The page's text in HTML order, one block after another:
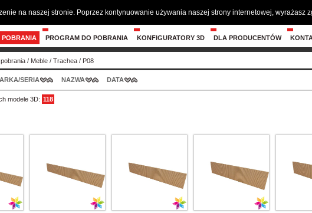
POBRANIA PROGRAM DO POBRANIA KONFIGURATORY 3D DLA PRODUCENTÓW
/ Meble / Trachea / P08
SERIA NAZWA DATA
modele 3D: 118
na naszej stronie. Poprzez kontynuowanie używania naszej strony internetowej, wyrażasz